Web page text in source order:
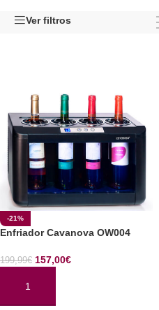
Ver filtros
-21%
Enfriador Cavanova OW004
199,99€ 157,00€
AÑADIR AL CARRITO